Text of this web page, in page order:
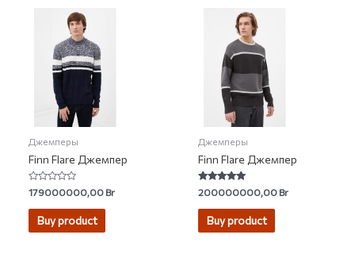
Джемперы
Finn Flare Джемпер
Rated
0
out
179000000,00Br
Buy product
Джемперы
Finn Flare Джемпер
Rated
4.80
out of 5
200000000,00Br
Buy product